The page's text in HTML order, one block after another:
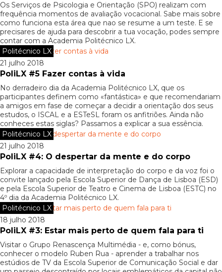
Os Serviços de Psicologia e Orientação (SPO) realizam com
frequência momentos de avaliação vocacional. Sabe mais sobre
como funciona esta área que nao se resume a um teste. E se
precisares de ajuda para descobrir a tua vocação, podes sempre
contar com a Academia Politécnico LX.
Politécnico LX
21 julho 2018
PoliLX #5 Fazer contas à vida
No derradeiro dia da Academia Politécnico LX, que os
participantes definem como «fantástica» e que recomendariam
a amigos em fase de começar a decidir a orientação dos seus
estudos, o ISCAL e a ESTeSL foram os anfitriões. Ainda não
conheces estas siglas? Passamos a explicar a sua essência.
Politécnico LX
21 julho 2018
PoliLX #4: O despertar da mente e do corpo
Explorar a capacidade de interpretação do corpo e da voz foi o
convite lançado pela Escola Superior de Dança de Lisboa (ESD)
e pela Escola Superior de Teatro e Cinema de Lisboa (ESTC) no
4º dia da Academia Politécnico LX.
Politécnico LX
18 julho 2018
PoliLX #3: Estar mais perto de quem fala para ti
Visitar o Grupo Renascença Multimédia - e, como bónus,
conhecer o modelo Ruben Rua - aprender a trabalhar nos
estúdios de TV da Escola Superior de Comunicação Social e dar